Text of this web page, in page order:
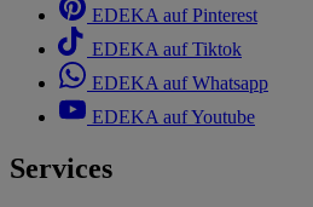
EDEKA auf Pinterest
EDEKA auf Tiktok
EDEKA auf Whatsapp
EDEKA auf Youtube
Services